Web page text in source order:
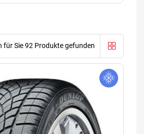
für Sie 92 Produkte gefunden